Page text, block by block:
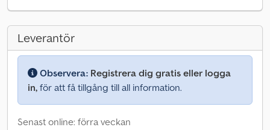
Leverantör
Observera: Registrera dig gratis eller logga
in, för att få tillgång till all information.
Senast online: förra veckan